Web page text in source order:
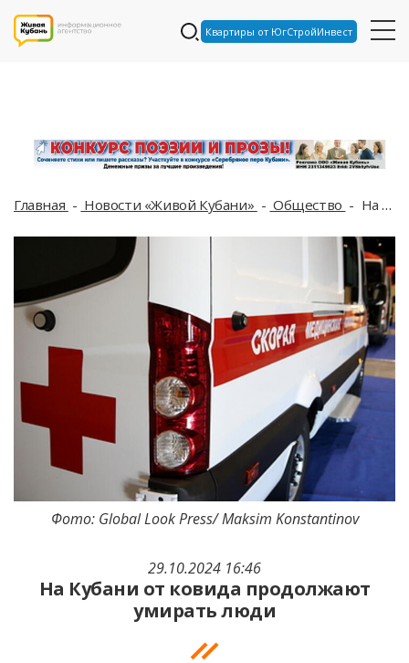
Квартиры от ЮгСтройИнвест
Главная Новости «Живой Кубани» Общество На Кубани от ковида продолжают умирать люди
29.10.2024 16:46
На Кубани от ковида продолжают
умирать люди
Фото: Global Look Press/ Maksim Konstantinov